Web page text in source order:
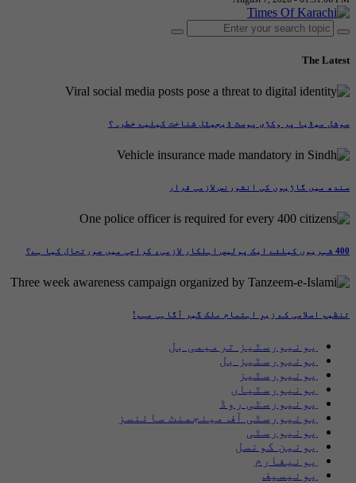
The Latest
سوشل میڈیا پر وکڑی پوسٹ ڈیجیٹل شناخت کیلیے خطرہ؟
سندھ میں گاڑیوں کی انشورنس لازمی قرار
400 شہریوں کیلئے ایک پولیس اہلکار لازمی، کراچی میں صورتحال کیا ہے؟
تنظیم اسلامی کے زیرِ اہتمام ملک گیر آگاہی مہم!
یونیورسٹیز ترمیمی بل
یونیورسٹیز بل
یونیورسٹیز
یونیورسٹیاں
یونیورسٹی روڈ
یونیورسٹی آف مینجمنٹ سائنسز
یونیورسٹی
یونین کونسل
یونیفارم
یونیسیف